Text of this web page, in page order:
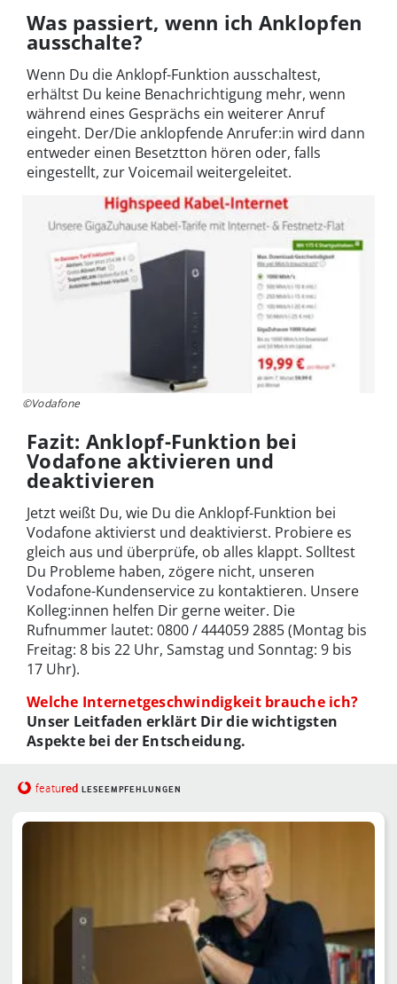
Was passiert, wenn ich Anklopfen
ausschalte?
Wenn Du die Anklopf-Funktion ausschaltest,
erhältst Du keine Benachrichtigung mehr, wenn
während eines Gesprächs ein weiterer Anruf
eingeht. Der/Die anklopfende Anrufer:in wird dann
entweder einen Besetztton hören oder, falls
eingestellt, zur Voicemail weitergeleitet.
©Vodafone
Fazit: Anklopf-Funktion bei
Vodafone aktivieren und
deaktivieren
Jetzt weißt Du, wie Du die Anklopf-Funktion bei
Vodafone aktivierst und deaktivierst. Probiere es
gleich aus und überprüfe, ob alles klappt. Solltest
Du Probleme haben, zögere nicht, unseren
Vodafone-Kundenservice zu kontaktieren. Unsere
Kolleg:innen helfen Dir gerne weiter. Die
Rufnummer lautet: 0800 / 444059 2885 (Montag bis
Freitag: 8 bis 22 Uhr, Samstag und Sonntag: 9 bis
17 Uhr).
Welche Internetgeschwindigkeit brauche ich?
Unser Leitfaden erklärt Dir die wichtigsten
Aspekte bei der Entscheidung.
featured LESEEMPFEHLUNGEN